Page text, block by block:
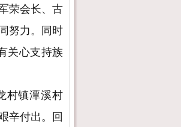
荣会长、古
努力。同时
关心支持族
村镇潭溪村
辛付出。回